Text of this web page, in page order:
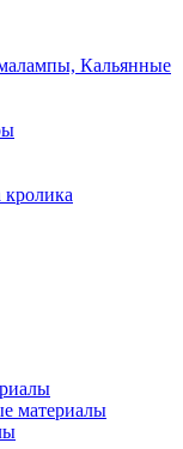
Кальянные
материалы